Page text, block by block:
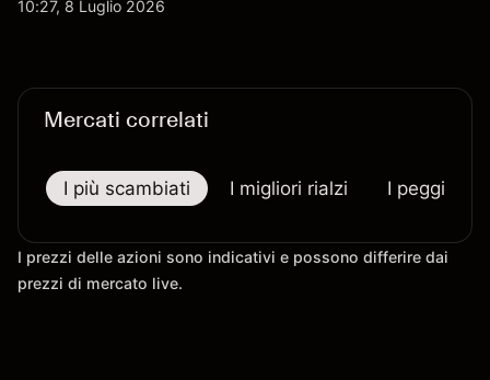
10:27, 8 Luglio 2026
Mercati correlati
I più scambiati I migliori rialzi I peggiori
I prezzi delle azioni sono indicativi e possono differire dai
prezzi di mercato live.